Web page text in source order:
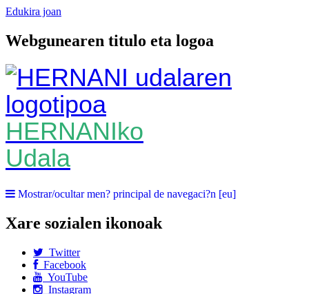
Edukira joan
Webgunearen titulo eta logoa
HERNANIko
Udala
Mostrar/ocultar men? principal de navegaci?n [eu]
Xare sozialen ikonoak
Twitter
Facebook
YouTube
Instagram